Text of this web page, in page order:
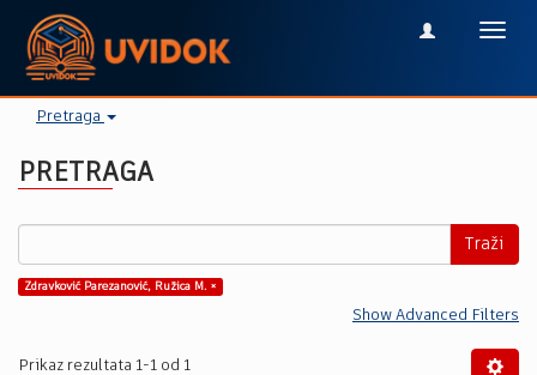
Pretraga
PRETRAGA
Traži
Zdravković Parezanović, Ružica M. ×
Show Advanced Filters
Prikaz rezultata 1-1 od 1